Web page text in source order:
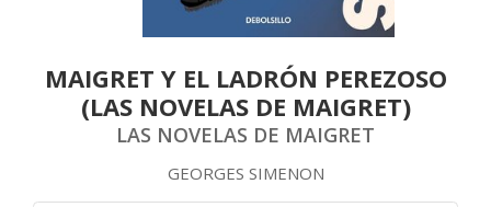
MAIGRET Y EL LADRÓN PEREZOSO
(LAS NOVELAS DE MAIGRET)
LAS NOVELAS DE MAIGRET
GEORGES SIMENON